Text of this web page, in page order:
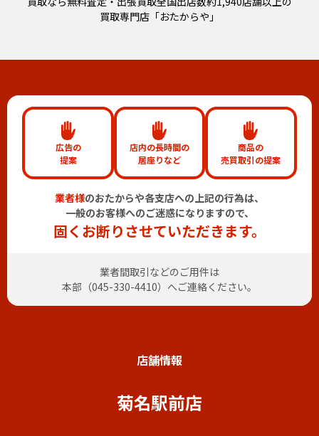
買取専門店「おたからや」
広告の
提案
店内の長時間の
居座りなど
商品の
売買取引の提案
業者様のおたからや各支店への上記の行為は、
一般のお客様へのご迷惑になりますので、
固くお断りさせていただきます。
業者間取引などのご用件は
本部（045-330-4410）へご連絡ください。
店舗情報
菊名駅前店